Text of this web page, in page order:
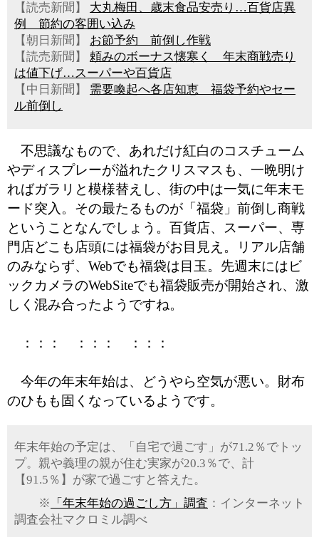
【読売新聞】 大丸梅田、歳末食品安売り…百貨店異
例 節約の客囲い込み
【朝日新聞】 お節予約 前倒し作戦
【読売新聞】 頼みのボーナス懐寒く 年末商戦売り
は値下げ…スーパーや百貨店
【中日新聞】 需要喚起へ各店知恵 福袋予約やセー
ル前倒し
不思議なもので、あれだけ紅白のコスチューム
やディスプレーが溢れたクリスマスも、一晩明け
ればガラリと模様替えし、街の中は一気に年末モ
ード突入。その最たるものが「福袋」前倒し商戦
ということなんでしょう。百貨店、スーパー、専
門店どこも店頭には福袋がお目見え。リアル店舗
のみならず、Webでも福袋は目玉。先週末にはビ
ックカメラのWebSiteでも福袋販売が開始され、激
しく混み合ったようですね。
：：： ：：： ：：：
今年の年末年始は、どうやら空気が悪い。財布
のひもも固くなっているようです。
年末年始の予定は、「自宅で過ごす」が71.2％でトッ
プ。親や義理の親が住む実家が20.3％で、計
【91.5％】が家で過ごすと答えた。
※
「年末年始の過ごし方」調査 ：インターネット
調査会社マクロミル調べ